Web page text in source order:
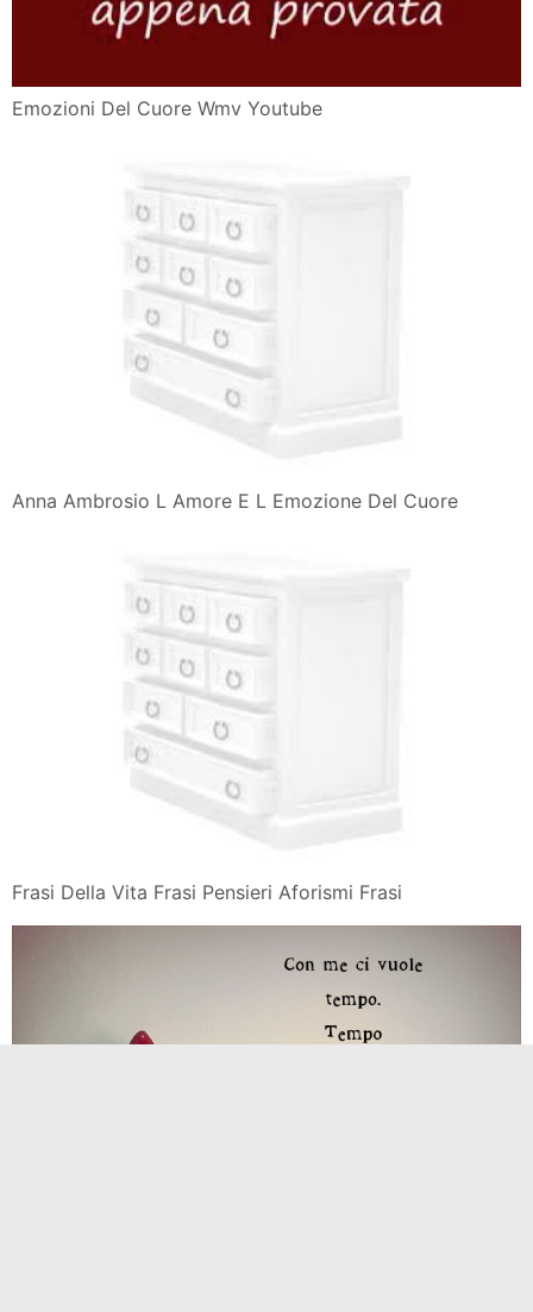
Emozioni Del Cuore Wmv Youtube
Anna Ambrosio L Amore E L Emozione Del Cuore
Frasi Della Vita Frasi Pensieri Aforismi Frasi